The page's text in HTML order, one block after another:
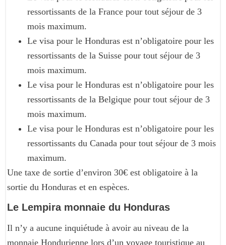
ressortissants de la France pour tout séjour de 3
mois maximum.
Le visa pour le Honduras est n’obligatoire pour les
ressortissants de la Suisse pour tout séjour de 3
mois maximum.
Le visa pour le Honduras est n’obligatoire pour les
ressortissants de la Belgique pour tout séjour de 3
mois maximum.
Le visa pour le Honduras est n’obligatoire pour les
ressortissants du Canada pour tout séjour de 3 mois
maximum.
Une taxe de sortie d’environ 30€ est obligatoire à la
sortie du Honduras et en espèces.
Le Lempira monnaie du Honduras
Il n’y a aucune inquiétude à avoir au niveau de la
monnaie Hondurienne lors d’un voyage touristique au